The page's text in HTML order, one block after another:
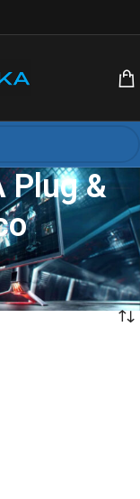
Plug &
Plug & Play técnico”